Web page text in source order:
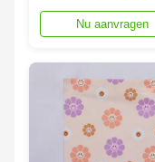
mailers biologisch
afbreekbare
Nu aanvragen